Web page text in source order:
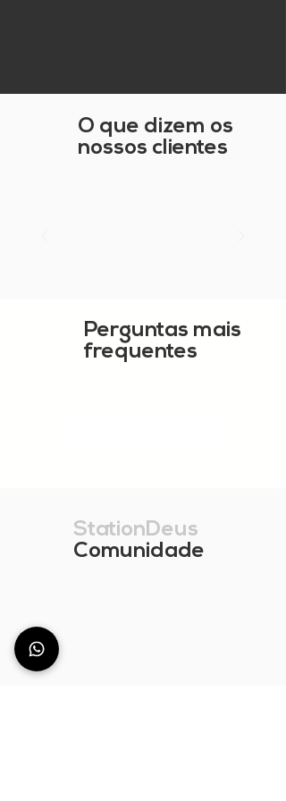
O que dizem os
nossos clientes
Perguntas mais
frequentes
StationDeus
Comunidade